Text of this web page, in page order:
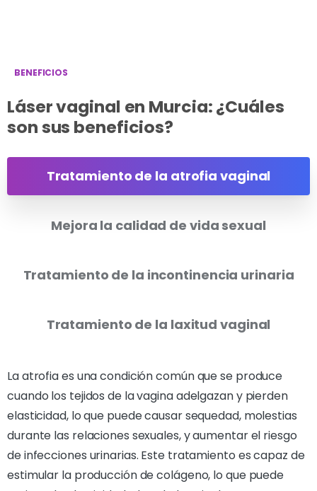
BENEFICIOS
Láser vaginal en Murcia: ¿Cuáles
son sus beneficios?
Tratamiento de la atrofia vaginal
Mejora la calidad de vida sexual
Tratamiento de la incontinencia urinaria
Tratamiento de la laxitud vaginal
La atrofia es una condición común que se produce
cuando los tejidos de la vagina adelgazan y pierden
elasticidad, lo que puede causar sequedad, molestias
durante las relaciones sexuales, y aumentar el riesgo
de infecciones urinarias. Este tratamiento es capaz de
estimular la producción de colágeno, lo que puede